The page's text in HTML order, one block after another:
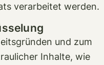
verarbeitet werden.
und zum
Inhalte, wie